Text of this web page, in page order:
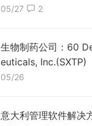
05/27 2
生物制药公司：60
euticals, Inc.(SXTP)
05/26
意大利管理软件解决